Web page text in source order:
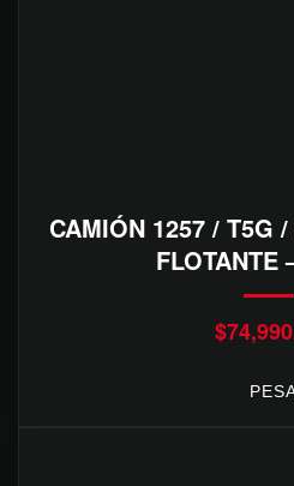
CAMIÓN 1257 / T5G
FLOTANTE
$